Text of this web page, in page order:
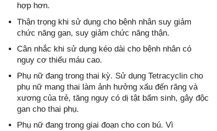
hợp hơn.
Thận trọng khi sử dụng cho bệnh nhân suy giảm
chức năng gan, suy giảm chức năng thận.
Cân nhắc khi sử dụng kéo dài cho bệnh nhân có
nguy cơ thiếu máu cao.
Phụ nữ đang trong thai kỳ. Sử dụng Tetracyclin cho
phụ nữ mang thai làm ảnh hưởng xấu đến răng và
xương của trẻ, tăng nguy có dị tật bẩm sinh, gây độc
gan cho thai phụ.
Phụ nữ đang trong giai đoạn cho con bú. Vì